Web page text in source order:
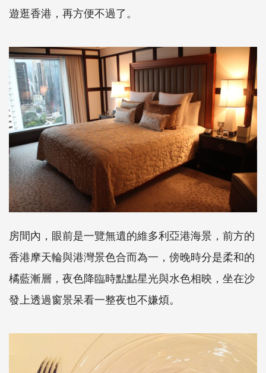
遊逛香港，再方便不過了。
房間內，眼前是一覽無遺的維多利亞港海景，前方的
香港摩天輪與港灣景色合而為一，傍晚時分是柔和的
橘藍漸層，夜色降臨時點點星光與水色相映，坐在沙
發上透過窗景呆看一整夜也不嫌煩。